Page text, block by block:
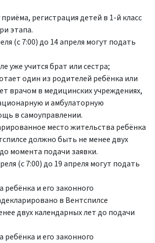
регистрация детей в 1-й класс
этапа.
(с 7:00) до 14 апреля могут подать
уже учится брат или сестра;
один из родителей ребёнка или
врачом в медицинских учреждениях,
и амбулаторную
в самоуправлении.
место жительства ребёнка
должно быть не менее двух
момента подачи заявки.
(с 7:00) до 19 апреля могут подать
ребёнка и его законного
в Вентспилсе
двух календарных лет до подачи
ребёнка и его законного